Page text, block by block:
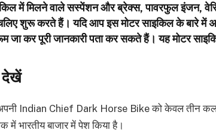
में मिलने वाले सस्पेंशन और ब्रेक्स, पावरफुल इंजन,
शुरू करते हैं। यदि आप इस मोटर साइकिल के बारे में
जा कर पूरी जानकारी पता कर सकते हैं। यह मोटर
देखें
Indian Chief Dark Horse Bike को केवल तीन
में भारतीय बाजार में पेश किया है।